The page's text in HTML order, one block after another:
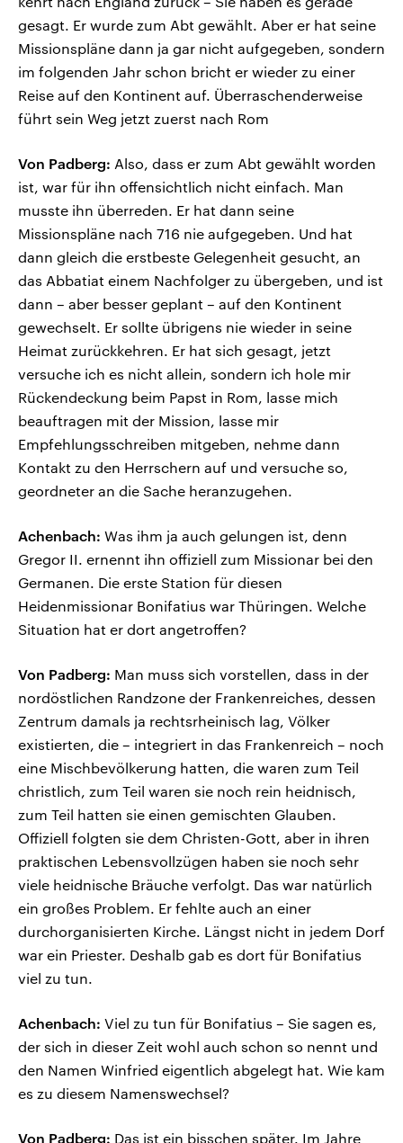
gesagt. Er wurde zum Abt gewählt. Aber er hat seine
Missionspläne dann ja gar nicht aufgegeben, sondern
im folgenden Jahr schon bricht er wieder zu einer
Reise auf den Kontinent auf. Überraschenderweise
führt sein Weg jetzt zuerst nach Rom
Von Padberg: Also, dass er zum Abt gewählt worden
ist, war für ihn offensichtlich nicht einfach. Man
musste ihn überreden. Er hat dann seine
Missionspläne nach 716 nie aufgegeben. Und hat
dann gleich die erstbeste Gelegenheit gesucht, an
das Abbatiat einem Nachfolger zu übergeben, und ist
dann – aber besser geplant – auf den Kontinent
gewechselt. Er sollte übrigens nie wieder in seine
Heimat zurückkehren. Er hat sich gesagt, jetzt
versuche ich es nicht allein, sondern ich hole mir
Rückendeckung beim Papst in Rom, lasse mich
beauftragen mit der Mission, lasse mir
Empfehlungsschreiben mitgeben, nehme dann
Kontakt zu den Herrschern auf und versuche so,
geordneter an die Sache heranzugehen.
Achenbach: Was ihm ja auch gelungen ist, denn
Gregor II. ernennt ihn offiziell zum Missionar bei den
Germanen. Die erste Station für diesen
Heidenmissionar Bonifatius war Thüringen. Welche
Situation hat er dort angetroffen?
Von Padberg: Man muss sich vorstellen, dass in der
nordöstlichen Randzone der Frankenreiches, dessen
Zentrum damals ja rechtsrheinisch lag, Völker
existierten, die – integriert in das Frankenreich – noch
eine Mischbevölkerung hatten, die waren zum Teil
christlich, zum Teil waren sie noch rein heidnisch,
zum Teil hatten sie einen gemischten Glauben.
Offiziell folgten sie dem Christen-Gott, aber in ihren
praktischen Lebensvollzügen haben sie noch sehr
viele heidnische Bräuche verfolgt. Das war natürlich
ein großes Problem. Er fehlte auch an einer
durchorganisierten Kirche. Längst nicht in jedem Dorf
war ein Priester. Deshalb gab es dort für Bonifatius
viel zu tun.
Achenbach: Viel zu tun für Bonifatius – Sie sagen es,
der sich in dieser Zeit wohl auch schon so nennt und
den Namen Winfried eigentlich abgelegt hat. Wie kam
es zu diesem Namenswechsel?
Von Padberg: Das ist ein bisschen später. Im Jahre